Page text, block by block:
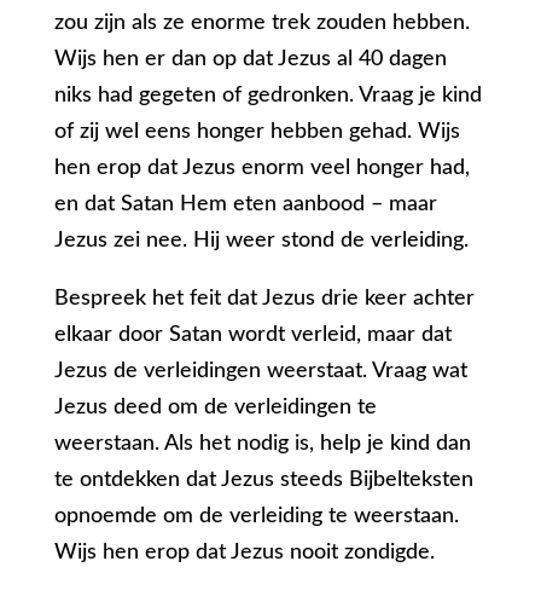
zou zijn als ze enorme trek zouden hebben.
Wijs hen er dan op dat Jezus al 40 dagen
niks had gegeten of gedronken. Vraag je kind
of zij wel eens honger hebben gehad. Wijs
hen erop dat Jezus enorm veel honger had,
en dat Satan Hem eten aanbood – maar
Jezus zei nee. Hij weer stond de verleiding.
Bespreek het feit dat Jezus drie keer achter
elkaar door Satan wordt verleid, maar dat
Jezus de verleidingen weerstaat. Vraag wat
Jezus deed om de verleidingen te
weerstaan. Als het nodig is, help je kind dan
te ontdekken dat Jezus steeds Bijbelteksten
opnoemde om de verleiding te weerstaan.
Wijs hen erop dat Jezus nooit zondigde.